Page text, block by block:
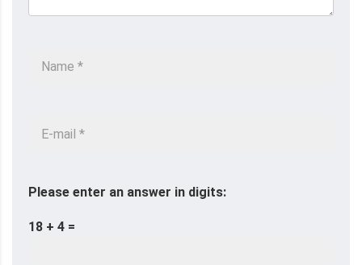
Please enter an answer in digits:
18 + 4 =